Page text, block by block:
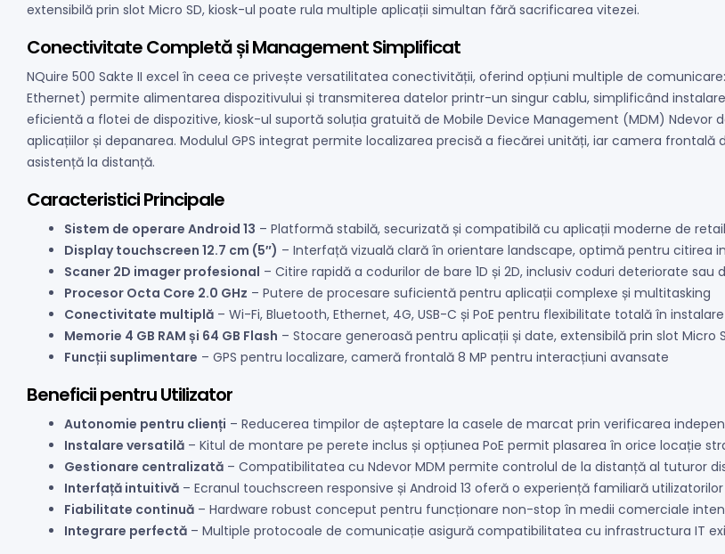
extensibilă prin slot Micro SD, kiosk-ul poate rula multiple aplicații simultan fără sacrificarea vitezei.
Conectivitate Completă și Management Simplificat
NQuire 500 Sakte II excel în ceea ce privește versatilitatea conectivității, oferind opțiuni multiple de comunicare:
Ethernet) permite alimentarea dispozitivului și transmiterea datelor printr-un singur cablu, simplificând
eficientă a flotei de dispozitive, kiosk-ul suportă soluția gratuită de Mobile Device Management (MDM) Ndevor
aplicațiilor și depanarea. Modulul GPS integrat permite localizarea precisă a fiecărei unități, iar camera
asistență la distanță.
Caracteristici Principale
Sistem de operare Android 13 – Platformă stabilă, securizată și compatibilă cu aplicații moderne de retail
Display touchscreen 12.7 cm (5″) – Interfață vizuală clară în orientare landscape, optimă pentru citirea
Scaner 2D imager profesional – Citire rapidă a codurilor de bare 1D și 2D, inclusiv coduri deteriorate sau
Procesor Octa Core 2.0 GHz – Putere de procesare suficientă pentru aplicații complexe și multitasking
Conectivitate multiplă – Wi-Fi, Bluetooth, Ethernet, 4G, USB-C și PoE pentru flexibilitate totală în instalare
Memorie 4 GB RAM și 64 GB Flash – Stocare generoasă pentru aplicații și date, extensibilă prin slot Micro
Funcții suplimentare – GPS pentru localizare, cameră frontală 8 MP pentru interacțiuni avansate
Beneficii pentru Utilizator
Autonomie pentru clienți – Reducerea timpilor de așteptare la casele de marcat prin verificarea
Instalare versatilă – Kitul de montare pe perete inclus și opțiunea PoE permit plasarea în orice locație
Gestionare centralizată – Compatibilitatea cu Ndevor MDM permite controlul de la distanță al tuturor
Interfață intuitivă – Ecranul touchscreen responsive și Android 13 oferă o experiență familiară utilizatorilor
Fiabilitate continuă – Hardware robust conceput pentru funcționare non-stop în medii comerciale
Integrare perfectă – Multiple protocoale de comunicație asigură compatibilitatea cu infrastructura IT